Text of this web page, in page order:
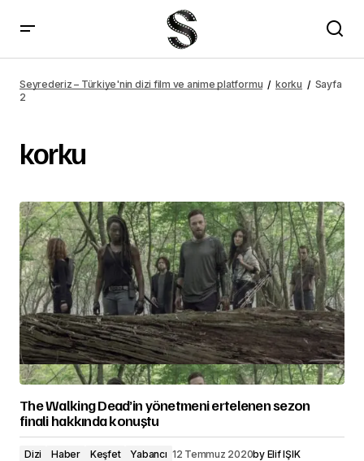
Seyrederiz – Türkiye'nin dizi film ve anime platformu korku
Sayfa
2
korku
The Walking Dead’in yönetmeni ertelenen sezon
finali hakkında konuştu
Dizi Haber Keşfet Yabancı 12 Temmuz 2020by Elif IŞIK